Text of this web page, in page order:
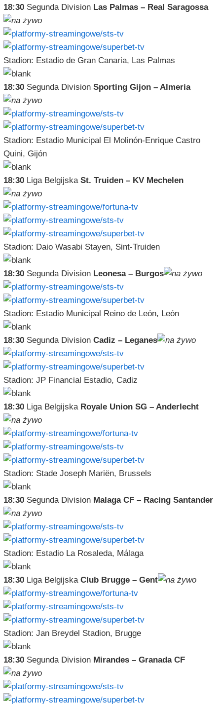
18:30Segunda Division Las Palmas – Real Saragossa
Stadion: Estadio de Gran Canaria, Las Palmas
18:30Segunda Division Sporting Gijon – Almeria
Stadion: Estadio Municipal El Molinón-Enrique Castro
Quini, Gijón
18:30Liga Belgijska St. Truiden – KV Mechelen
Stadion: Daio Wasabi Stayen, Sint-Truiden
18:30Segunda Division Leonesa – Burgos
Stadion: Estadio Municipal Reino de León, León
18:30Segunda Division Cadiz – Leganes
Stadion: JP Financial Estadio, Cadiz
18:30Liga Belgijska Royale Union SG – Anderlecht
Stadion: Stade Joseph Mariën, Brussels
18:30Segunda Division Malaga CF – Racing Santander
Stadion: Estadio La Rosaleda, Málaga
18:30Liga Belgijska Club Brugge – Gent
Stadion: Jan Breydel Stadion, Brugge
18:30Segunda Division Mirandes – Granada CF